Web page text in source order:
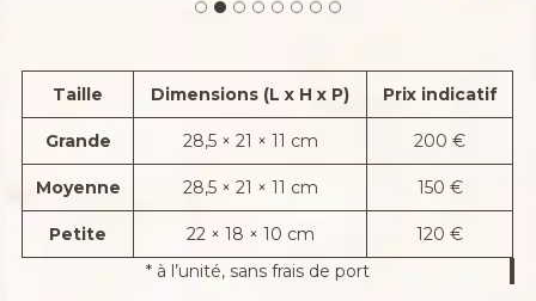
Taille Dimensions (L x H x P) Prix indicatif
Grande 28,5 × 21 × 11 cm 200 €
Moyenne 28,5 × 21 × 11 cm 150 €
Petite 22 × 18 × 10 cm
120 €
* à l’unité, sans frais de port